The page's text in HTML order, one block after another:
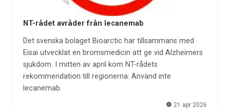
NT-rådet avråder från lecanemab
Det svenska bolaget Bioarctic har tillsammans med
Eisai utvecklat en bromsmedicin att ge vid Alzheimers
sjukdom. I mitten av april kom NT-rådets
rekommendation till regionerna: Använd inte
lecanemab.
21 apr 2026